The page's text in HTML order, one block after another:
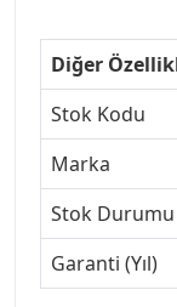
Diğer
Stok Kodu
Marka
Stok Durumu
Garanti (Yıl)